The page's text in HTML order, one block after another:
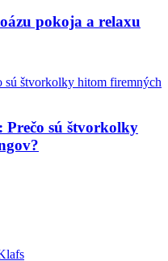
pokoja a relaxu
Prečo sú štvorkolky